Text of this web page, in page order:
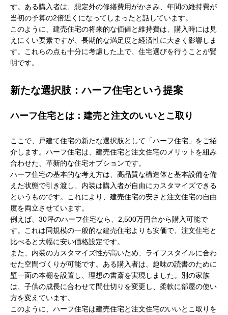
す。ある購入者は、想定外の修繕費用がかさみ、年間の維持費が
当初の予算の2倍近くになってしまったと話しています。
このように、建売住宅の将来的な価値と維持費は、購入時には見
えにくい要素ですが、長期的な満足度と経済性に大きく影響しま
す。これらの点も十分に考慮した上で、住宅選びを行うことが賢
明です。
新たな選択肢：ハーフ住宅という提案
ハーフ住宅とは：建売と注文のいいとこ取り
ここで、戸建て住宅の新たな選択肢として「ハーフ住宅」をご紹
介します。ハーフ住宅は、建売住宅と注文住宅のメリットを組み
合わせた、革新的な住宅オプションです。
ハーフ住宅の基本的な考え方は、高品質な構造体と基本設備を備
えた状態で引き渡し、内装は購入者が自由にカスタマイズできる
というものです。これにより、建売住宅の安さと注文住宅の自由
度を両立させています。
例えば、30坪のハーフ住宅なら、2,500万円台から購入可能で
す。これは同規模の一般的な建売住宅よりも安価で、注文住宅と
比べると大幅に安い価格設定です。
また、内装のカスタマイズ性が高いため、ライフスタイルに合わ
せた空間づくりが可能です。ある購入者は、趣味の読書のために
壁一面の本棚を設置し、理想の書斎を実現しました。別の家族
は、子供の成長に合わせて間仕切りを変更し、柔軟に部屋の使い
方を変えています。
このように、ハーフ住宅は建売住宅と注文住宅のいいとこ取りを